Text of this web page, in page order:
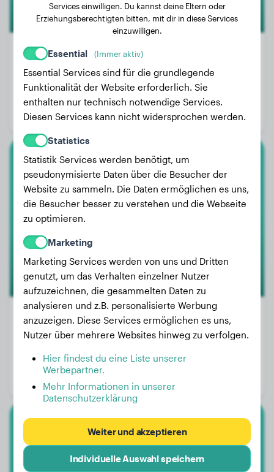
Gewicht:
Alter:
2 Jahre, 10 Monate
Geschlecht:
Hündinn
Rottweiler
Lotte
Alter:
2 Jahre, 10 Monate
Geschlecht:
Border Collie
Boris
Services einwilligen. Du kannst deine Eltern oder
Erziehungsberechtigten bitten, mit dir in diese Services
einzuwilligen.
Essential (Immer aktiv)
Essential Services sind für die grundlegende
Funktionalität der Website erforderlich. Sie
enthalten nur technisch notwendige Services.
Diesen Services kann nicht widersprochen werden.
Statistics
Statistik Services werden benötigt, um
pseudonymisierte Daten über die Besucher der
Website zu sammeln. Die Daten ermöglichen es uns,
die Besucher besser zu verstehen und die Webseite
zu optimieren.
Marketing
Marketing Services werden von uns und Dritten
genutzt, um das Verhalten einzelner Nutzer
aufzuzeichnen, die gesammelten Daten zu
analysieren und z.B. personalisierte Werbung
anzuzeigen. Diese Services ermöglichen es uns,
Nutzer über mehrere Websites hinweg zu verfolgen.
Hier findest du eine Liste unserer
Werbepartner.
Mehr Informationen in unserer
Datenschutzerklärung
Weiter und akzeptieren
Individuelle Auswahl speichern